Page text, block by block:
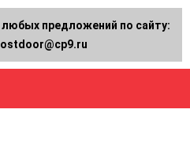
предложений по сайту: